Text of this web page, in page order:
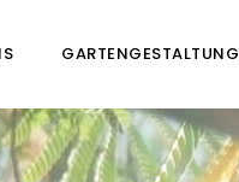
GARTENGESTALTUNG